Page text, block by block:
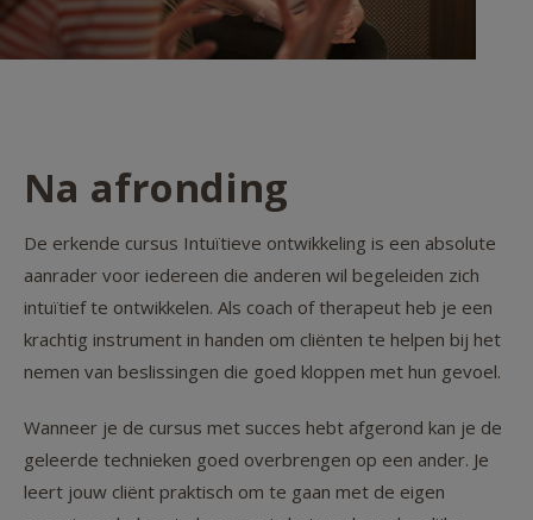
Na afronding
De erkende cursus Intuïtieve ontwikkeling is een absolute
aanrader voor iedereen die anderen wil begeleiden zich
intuïtief te ontwikkelen. Als coach of therapeut heb je een
krachtig instrument in handen om cliënten te helpen bij het
nemen van beslissingen die goed kloppen met hun gevoel.
Wanneer je de cursus met succes hebt afgerond kan je de
geleerde technieken goed overbrengen op een ander. Je
leert jouw cliënt praktisch om te gaan met de eigen